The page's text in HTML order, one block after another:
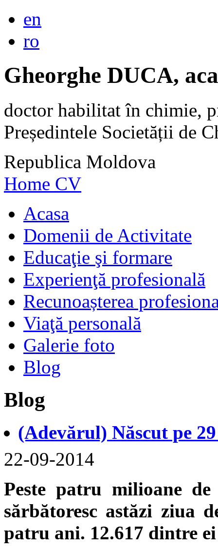
en
ro
Gheorghe DUCA,
doctor habilitat în chimie,
Președintele Societății de
Republica Moldova
Home CV
Acasa
Domenii de Activitate
Educaţie şi formare
Experienţă profesională
Recunoașterea
Viaţă personală
Galerie foto
Blog
Blog
(Adevărul) Născut pe
22-09-2014
Peste patru milioane
sărbătoresc astăzi ziua
patru ani. 12.617 dintre